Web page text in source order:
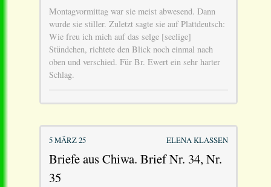
Montagvormittag war sie meist abwesend. Dann
wurde sie stiller. Zuletzt sagte sie auf Plattdeutsch:
Wie freu ich mich auf das selge [seelige]
Stündchen, richtete den Blick noch einmal nach
oben und verschied. Für Br. Ewert ein sehr harter
Schlag.
5 MÄRZ 25 ELENA KLASSEN
Briefe aus Chiwa. Brief Nr. 34, Nr.
35